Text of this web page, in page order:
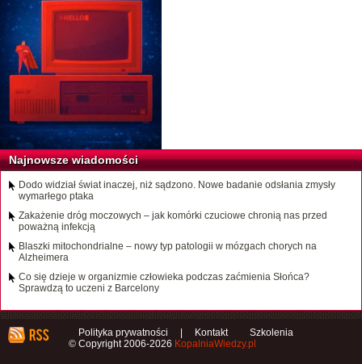
Najnowsze wiadomości
Dodo widział świat inaczej, niż sądzono. Nowe badanie odsłania zmysły
wymarłego ptaka
Zakażenie dróg moczowych – jak komórki czuciowe chronią nas przed
poważną infekcją
Blaszki mitochondrialne – nowy typ patologii w mózgach chorych na
Alzheimera
Co się dzieje w organizmie człowieka podczas zaćmienia Słońca?
Sprawdzą to uczeni z Barcelony
Polityka prywatności Kontakt
Szkolenia
© Copyright 2006-2026 KopalniaWiedzy.pl